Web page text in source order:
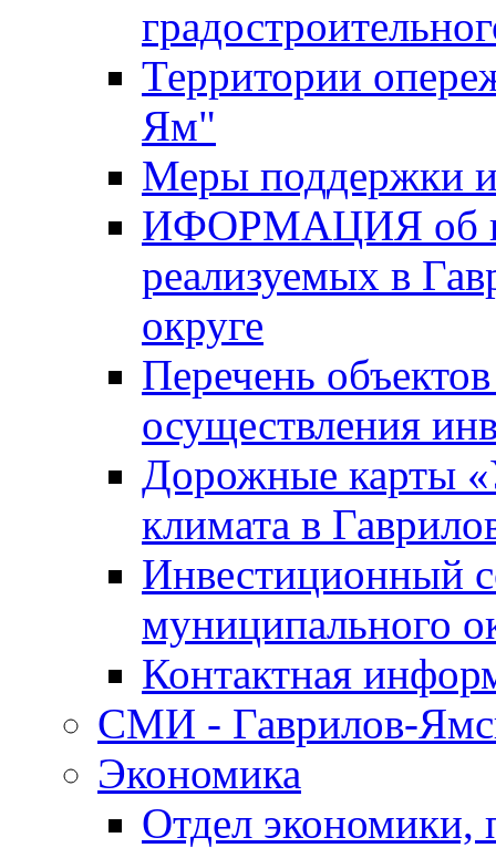
Территории
Ям"
Меры поддержки
ИФОРМАЦИЯ об
реализуемых в
округе
Перечень
осуществления
Дорожные карты
климата в
Инвестиционный
муниципального
Контактная
СМИ - Гаврилов-
Экономика
Отдел экономики,